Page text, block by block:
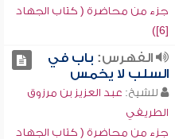
جزء من محاضرة ( كتاب الجهاد
[6])
الفهرس: باب في
السلب لا يخمس
للشيخ: عبد العزيز بن مرزوق
الطريفي
جزء من محاضرة ( كتاب الجهاد